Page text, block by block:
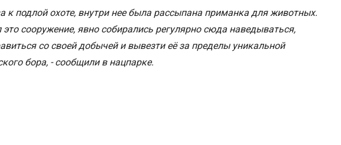
к подлой охоте, внутри нее была рассыпана приманка для животных.
это сооружение, явно собирались регулярно сюда наведываться,
со своей добычей и вывезти её за пределы уникальной
бора, - сообщили в нацпарке.